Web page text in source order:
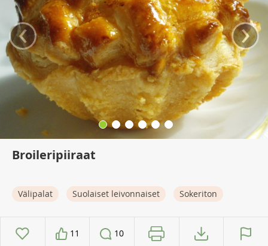
‹ ›
Broileripiiraat
Välipalat Suolaiset leivonnaiset Sokeriton
11 10